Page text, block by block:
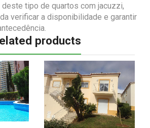
tipo de quartos com jacuzzi,
verificar a disponibilidade e garantir
products